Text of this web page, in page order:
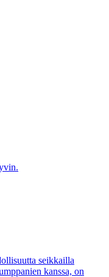
seikkailla
kanssa, on